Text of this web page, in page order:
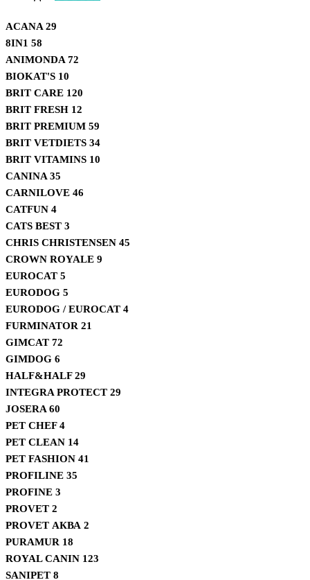
ACANA 29
8IN1 58
ANIMONDA 72
BIOKAT'S 10
BRIT CARE 120
BRIT FRESH 12
BRIT PREMIUM 59
BRIT VETDIETS 34
BRIT VITAMINS 10
CANINA 35
CARNILOVE 46
CATFUN 4
CATS BEST 3
CHRIS CHRISTENSEN 45
CROWN ROYALE 9
EUROCAT 5
EURODOG 5
EURODOG / EUROCAT 4
FURMINATOR 21
GIMCAT 72
GIMDOG 6
HALF&HALF29
INTEGRA PROTECT 29
JOSERA 60
PET CHEF4
PET CLEAN 14
PET FASHION 41
PROFILINE 35
PROFINE 3
PROVET 2
PROVET АКВА 2
PURAMUR 18
ROYAL CANIN 123
SANIPET 8